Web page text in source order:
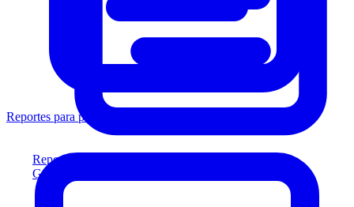
Reportes para prestamistas
Genere reportes listos para el prestamista
Reportes para prestamistas